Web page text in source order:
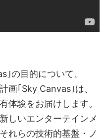
の目的について、
画｢Sky Canvas｣は、
体験をお届けします。
しいエンターテインメ
れらの技術的基盤・ノ